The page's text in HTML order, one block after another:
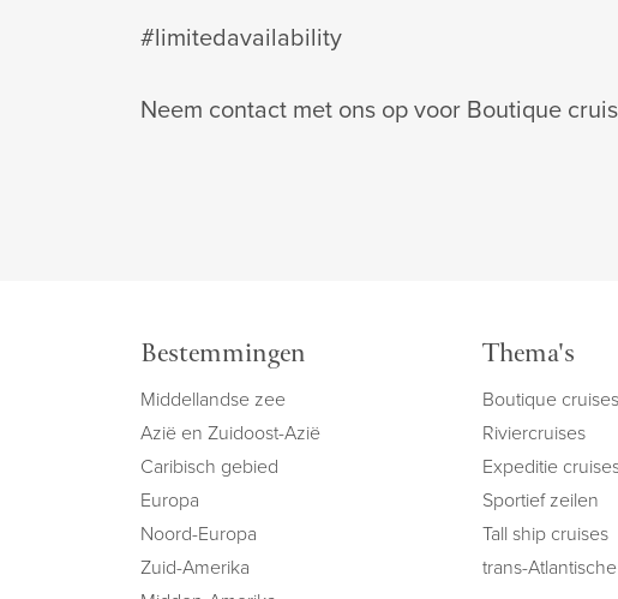
#limitedavailability
Neem contact met ons op voor Boutique
Bestemmingen
Middellandse zee
Azië en Zuidoost-Azië
Caribisch gebied
Europa
Noord-Europa
Zuid-Amerika
Thema's
Boutique cruises
Riviercruises
Expeditie
Sportief zeilen
Tall ship cruises
trans-